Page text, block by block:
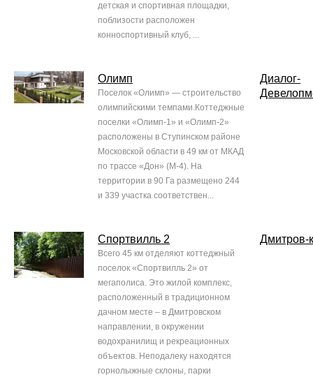
детская и спортивная площадки,
поблизости расположен
конноспортивный клуб, ...
Олимп
Поселок «Олимп» — строительство
олимпийскими темпами.Коттеджные
поселки «Олимп-1» и «Олимп-2»
расположены в Ступинском районе
Московской области в 49 км от МКАД
по трассе «Дон» (М-4). На
территории в 90 Га размещено 244
и 339 участка соответствен...
Диалог-
Спортвилль 2
Всего 45 км отделяют коттеджный
поселок «Спортвилль 2» от
мегаполиса. Это жилой комплекс,
расположенный в традиционном
дачном месте – в Дмитровском
направлении, в окружении
водохранилищ и рекреационных
объектов. Неподалеку находятся
горнолыжные склоны, парки
Дмитров-